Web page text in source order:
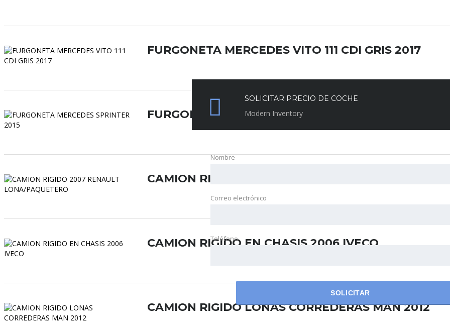
FURGONETA MERCEDES VITO 111 CDI GRIS 2017
FURGONETA MERCEDES SPRINTER 2015
CAMION RIGIDO 2007 RENAULT LONA/PAQUETERO
CAMION RIGIDO EN CHASIS 2006 IVECO
CAMION RIGIDO LONAS CORREDERAS MAN 2012
SOLICITAR PRECIO DE COCHE
Modern Inventory
Nombre
Correo electrónico
Teléfono
SOLICITAR